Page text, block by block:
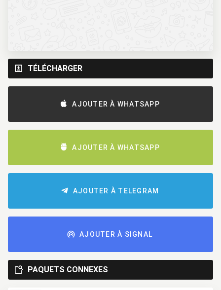
TÉLÉCHARGER
AJOUTER À WHATSAPP
AJOUTER À WHATSAPP
AJOUTER À TELEGRAM
AJOUTER À SIGNAL
PAQUETS CONNEXES